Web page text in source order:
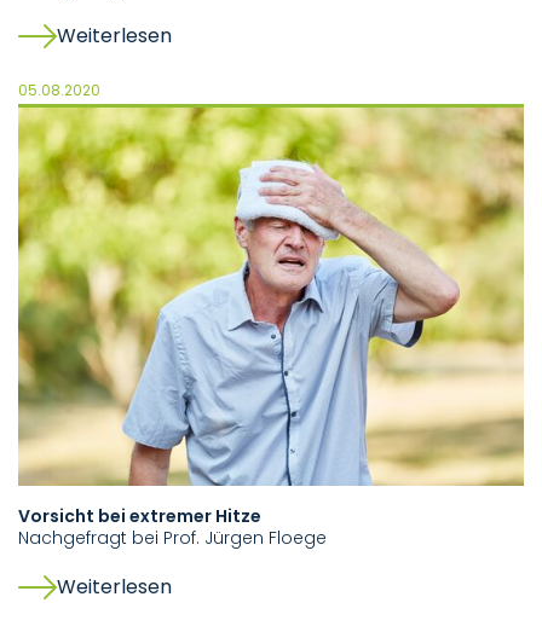
Weiterlesen
05.08.2020
Vorsicht bei extremer Hitze
Nachgefragt bei Prof. Jürgen Floege
Weiterlesen